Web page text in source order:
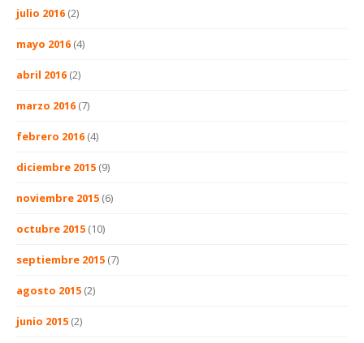
julio 2016 (2)
mayo 2016 (4)
abril 2016 (2)
marzo 2016 (7)
febrero 2016 (4)
diciembre 2015 (9)
noviembre 2015 (6)
octubre 2015 (10)
septiembre 2015 (7)
agosto 2015 (2)
junio 2015 (2)